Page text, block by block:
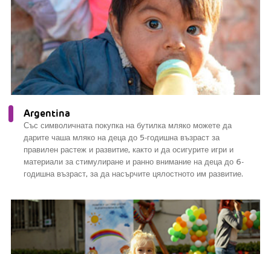
Argentina
Със символичната покупка на бутилка мляко можете да
дарите чаша мляко на деца до 5-годишна възраст за
правилен растеж и развитие, както и да осигурите игри и
материали за стимулиране и ранно внимание на деца до 6-
годишна възраст, за да насърчите цялостното им развитие.